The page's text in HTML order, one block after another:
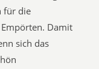
für die
Damit
sich das